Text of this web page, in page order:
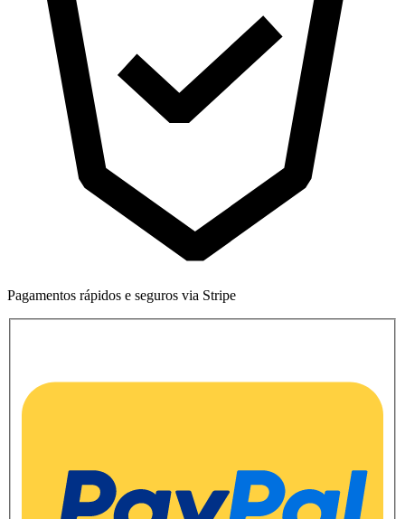
Pagamentos rápidos e seguros via Stripe